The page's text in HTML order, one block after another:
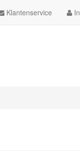
Klantenservice